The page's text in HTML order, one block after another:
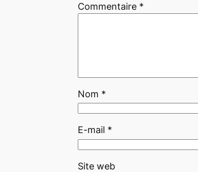
Commentaire *
Nom *
E-mail *
Site web